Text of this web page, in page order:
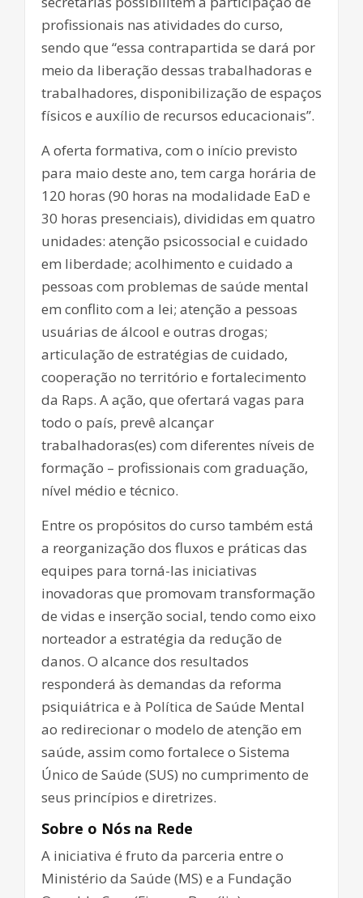
profissionais nas atividades do curso,
sendo que “essa contrapartida se dará por
meio da liberação dessas trabalhadoras e
trabalhadores, disponibilização de espaços
físicos e auxílio de recursos educacionais”.
A oferta formativa, com o início previsto
para maio deste ano, tem carga horária de
120 horas (90 horas na modalidade EaD e
30 horas presenciais), divididas em quatro
unidades: atenção psicossocial e cuidado
em liberdade; acolhimento e cuidado a
pessoas com problemas de saúde mental
em conflito com a lei; atenção a pessoas
usuárias de álcool e outras drogas;
articulação de estratégias de cuidado,
cooperação no território e fortalecimento
da Raps. A ação, que ofertará vagas para
todo o país, prevê alcançar
trabalhadoras(es) com diferentes níveis de
formação – profissionais com graduação,
nível médio e técnico.
Entre os propósitos do curso também está
a reorganização dos fluxos e práticas das
equipes para torná-las iniciativas
inovadoras que promovam transformação
de vidas e inserção social, tendo como eixo
norteador a estratégia da redução de
danos. O alcance dos resultados
responderá às demandas da reforma
psiquiátrica e à Política de Saúde Mental
ao redirecionar o modelo de atenção em
saúde, assim como fortalece o Sistema
Único de Saúde (SUS) no cumprimento de
seus princípios e diretrizes.
Sobre o Nós na Rede
A iniciativa é fruto da parceria entre o
Ministério da Saúde (MS) e a Fundação